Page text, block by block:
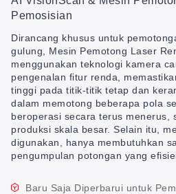
Pemosisian
Dirancang khusus untuk
gulung, Mesin Pemotong Laser
menggunakan teknologi kamera
pengenalan fitur renda,
tinggi pada titik-titik tetap dan
dalam memotong beberapa pola
beroperasi secara terus menerus,
produksi skala besar. Selain itu,
digunakan, hanya membutuhkan
pengumpulan potongan yang
Baru Saja Diperbarui untuk